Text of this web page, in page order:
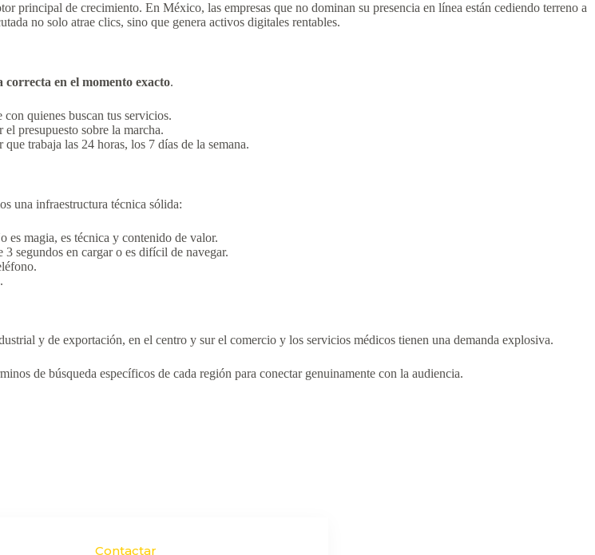
principal de crecimiento. En México, las empresas que no dominan su presencia en línea están cediendo terreno a
no solo atrae clics, sino que genera activos digitales rentables.
en el momento exacto.
quienes buscan tus servicios.
presupuesto sobre la marcha.
trabaja las 24 horas, los 7 días de la semana.
una infraestructura técnica sólida:
es magia, es técnica y contenido de valor.
segundos en cargar o es difícil de navegar.
y de exportación, en el centro y sur el comercio y los servicios médicos tienen una demanda explosiva.
de búsqueda específicos de cada región para conectar genuinamente con la audiencia.
Contactar